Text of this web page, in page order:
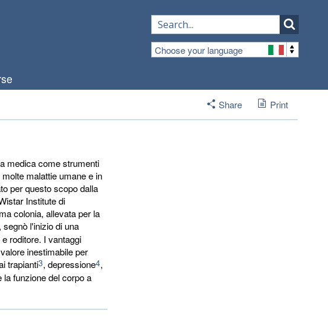
Choose your language
Share Print
medica come strumenti
malattie umane e in
per questo scopo dalla
Institute di
colonia, allevata per la
, segnò l'inizio di una
roditore. I vantaggi
inestimabile per
trapianti3, depressione4,
la funzione del corpo a